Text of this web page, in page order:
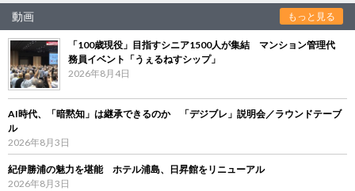
動画 もっと見る
「100歳現役」目指すシニア1500人が集結 マンション管理代
務員イベント「うぇるねすシップ」
2026年8月4日
AI時代、「暗黙知」は継承できるのか 「デジブレ」説明会／ラウンドテーブ
ル
2026年8月3日
紀伊勝浦の魅力を堪能 ホテル浦島、日昇館をリニューアル
2026年8月3日